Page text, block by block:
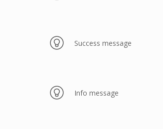
Success message
Info message